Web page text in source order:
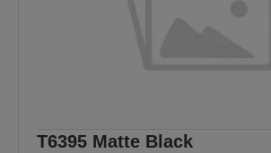
T6395 Matte Black